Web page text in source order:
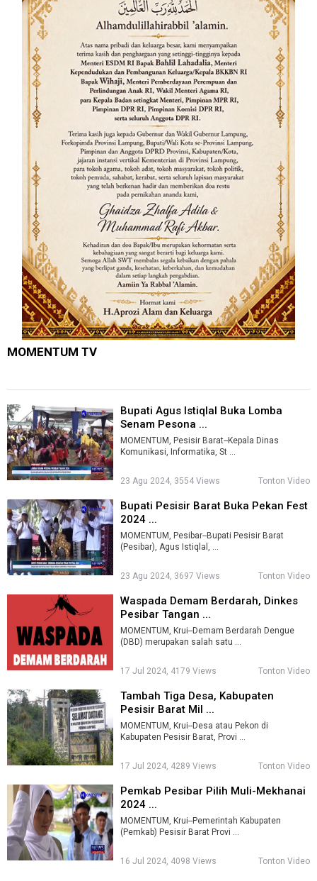
MOMENTUM TV
Bupati Agus Istiqlal Buka Lomba
Senam Pesona ...
MOMENTUM, Pesisir Barat--Kepala Dinas
Komunikasi, Informatika, St ...
23 Agu 2024, 3554 Views Tonton Video
Bupati Pesisir Barat Buka Pekan Fest
2024 ...
MOMENTUM, Pesibar--Bupati Pesisir Barat
(Pesibar), Agus Istiqlal, ...
23 Agu 2024, 3697 Views Tonton Video
Waspada Demam Berdarah, Dinkes
Pesibar Tangan ...
MOMENTUM, Krui--Demam Berdarah Dengue
(DBD) merupakan salah satu ...
17 Jul 2024, 4179 Views Tonton Video
Tambah Tiga Desa, Kabupaten
Pesisir Barat Mil ...
MOMENTUM, Krui--Desa atau Pekon di
Kabupaten Pesisir Barat, Provi ...
17 Jul 2024, 4289 Views Tonton Video
Pemkab Pesibar Pilih Muli-Mekhanai
2024 ...
MOMENTUM, Krui--Pemerintah Kabupaten
(Pemkab) Pesisir Barat Provi ...
16 Jul 2024, 4098 Views Tonton Video